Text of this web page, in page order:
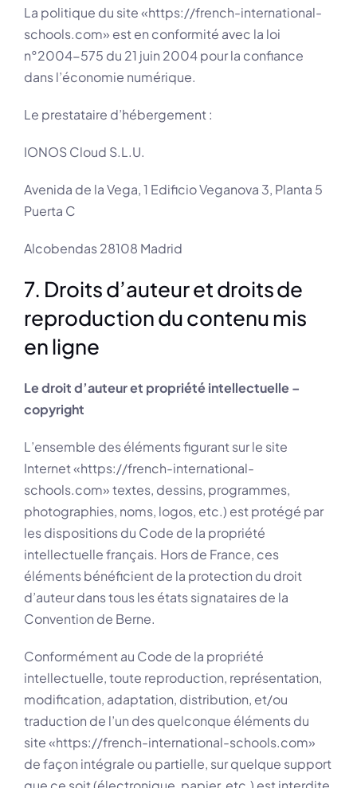
La politique du site «https://french-international-
schools.com» est en conformité avec la loi
n°2004-575 du 21 juin 2004 pour la confiance
dans l’économie numérique.
Le prestataire d’hébergement :
IONOS Cloud S.L.U.
Avenida de la Vega, 1 Edificio Veganova 3, Planta 5
Puerta C
Alcobendas 28108 Madrid
7. Droits d’auteur et droits de
reproduction du contenu mis
en ligne
Le droit d’auteur et propriété intellectuelle –
copyright
L’ensemble des éléments figurant sur le site
Internet «https://french-international-
schools.com» textes, dessins, programmes,
photographies, noms, logos, etc.) est protégé par
les dispositions du Code de la propriété
intellectuelle français. Hors de France, ces
éléments bénéficient de la protection du droit
d’auteur dans tous les états signataires de la
Convention de Berne.
Conformément au Code de la propriété
intellectuelle, toute reproduction, représentation,
modification, adaptation, distribution, et/ou
traduction de l’un des quelconque éléments du
site «https://french-international-schools.com»
de façon intégrale ou partielle, sur quelque support